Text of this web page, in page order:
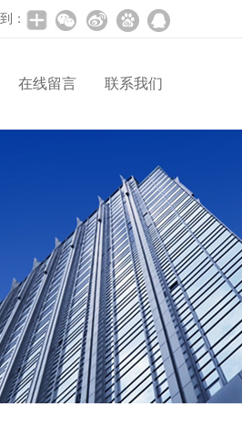
：
在线留言 联系我们